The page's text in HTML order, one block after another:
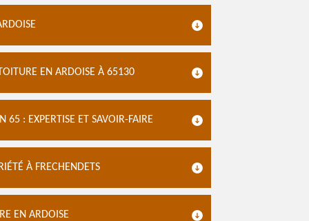
EN ARDOISE À 65130
65 : EXPERTISE ET SAVOIR-FAIRE
À FRECHENDETS
EN ARDOISE